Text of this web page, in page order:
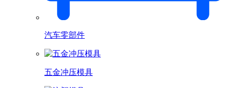
汽车零部件
五金冲压模具